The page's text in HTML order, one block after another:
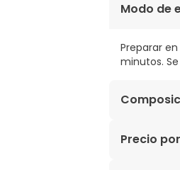
Modo de
Preparar
minutos.
Manzanilla
Precio